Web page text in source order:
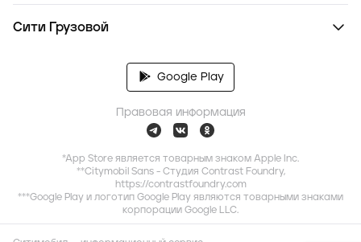
Сити Грузовой
Google Play
Правовая информация
*App Store является товарным знаком Apple Inc.
**Citymobil Sans - Студия Contrast Foundry,
https://contrastfoundry.com
***Google Play и логотип Google Play являются товарными знаками
корпорации Google LLC.